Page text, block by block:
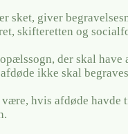
sket, giver
skifteretten og
der skal have
ikke skal
være, hvis afdøde